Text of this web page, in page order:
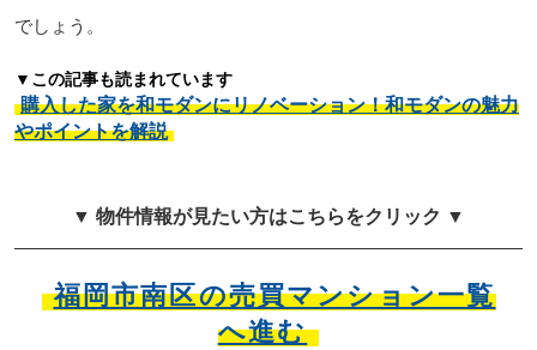
でしょう。
▼この記事も読まれています
購入した家を和モダンにリノベーション！和モダンの魅力
やポイントを解説
▼ 物件情報が見たい方はこちらをクリック ▼
福岡市南区の売買マンション一覧
へ進む